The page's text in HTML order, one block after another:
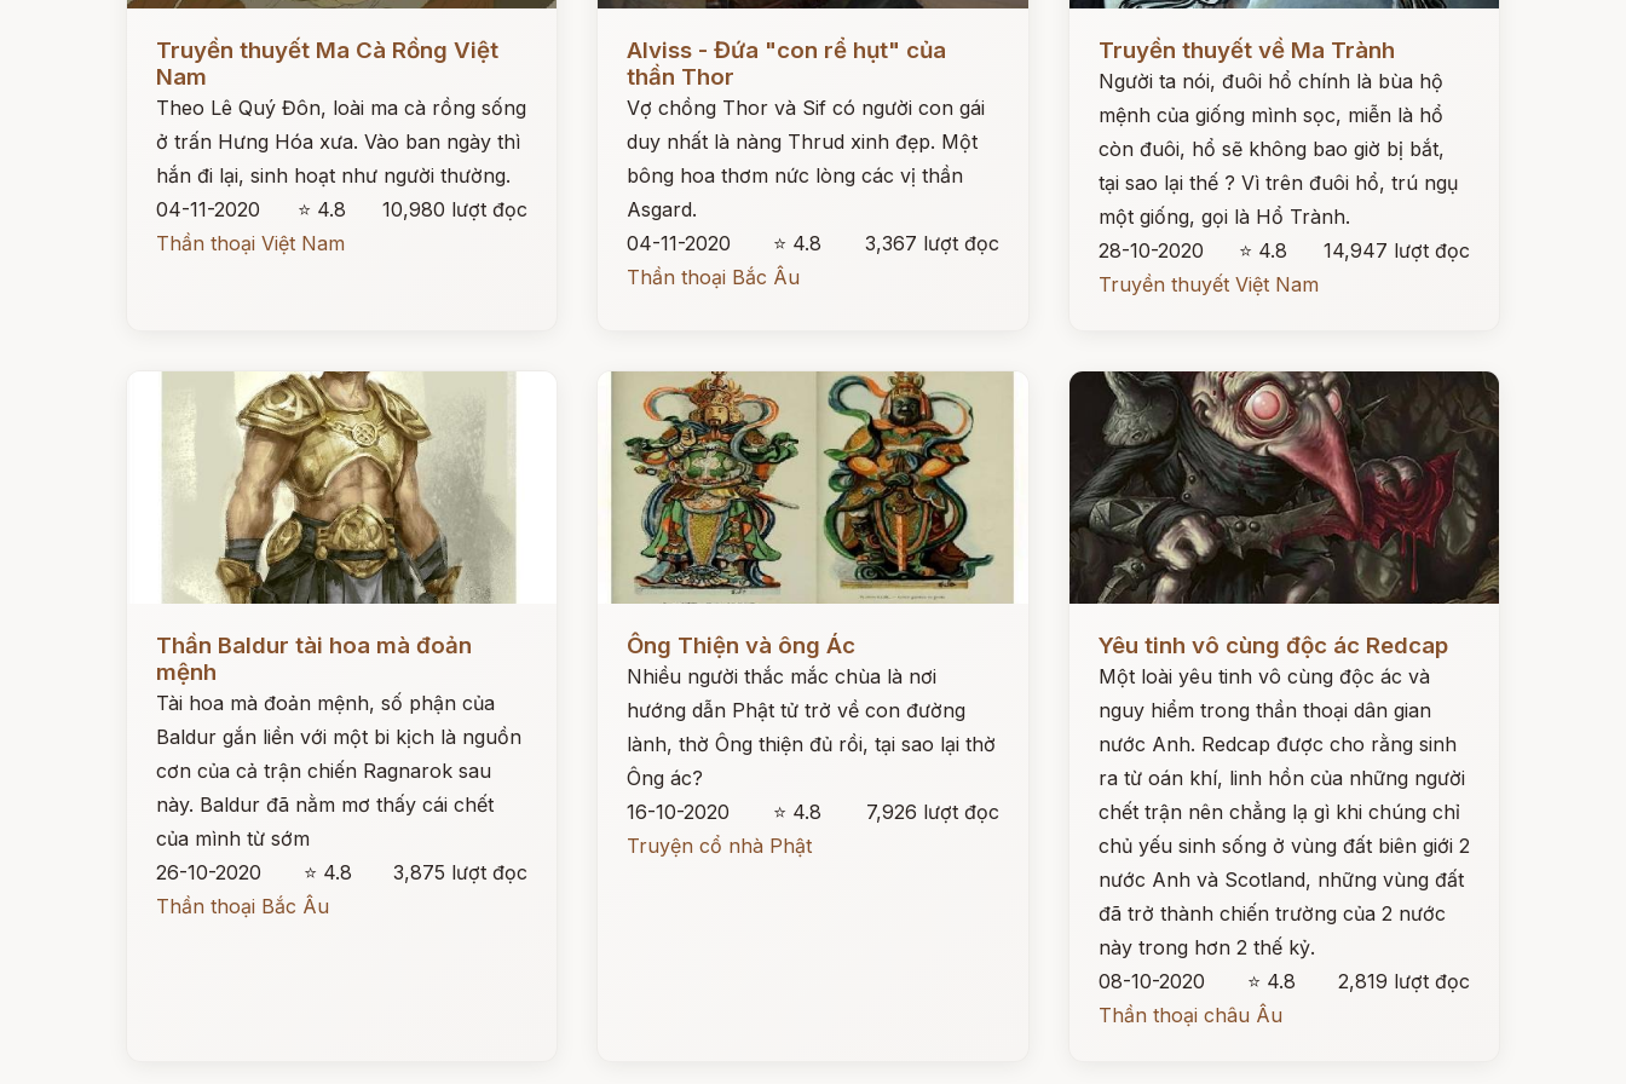
Đọc ngay
Truyền thuyết Ma Cà Rồng Việt
Nam
Theo Lê Quý Đôn, loài ma cà rồng sống
ở trấn Hưng Hóa xưa. Vào ban ngày thì
hắn đi lại, sinh hoạt như người thường.
04-11-2020
⭐ 4.8
10,980 lượt đọc
Thần thoại Việt Nam
Alviss - Đứa "con rể hụt" của
thần Thor
Vợ chồng Thor và Sif có người con gái
duy nhất là nàng Thrud xinh đẹp. Một
bông hoa thơm nức lòng các vị thần
Asgard.
04-11-2020
⭐ 4.8
3,367 lượt đọc
Thần thoại Bắc Âu
Đọc ngay
Truyền thuyết về Ma Trành
Người ta nói, đuôi hổ chính là bùa hộ
mệnh của giống mình sọc, miễn là hổ
còn đuôi, hổ sẽ không bao giờ bị bắt,
tại sao lại thế ? Vì trên đuôi hổ, trú ngụ
một giống, gọi là Hổ Trành.
28-10-2020
⭐ 4.8
14,947 lượt đọc
Truyền thuyết Việt Nam
Đọc ngay
Thần Baldur tài hoa mà đoản
mệnh
Tài hoa mà đoản mệnh, số phận của
Baldur gắn liền với một bi kịch là nguồn
cơn của cả trận chiến Ragnarok sau
này. Baldur đã nằm mơ thấy cái chết
của mình từ sớm
26-10-2020
⭐ 4.8
3,875 lượt đọc
Thần thoại Bắc Âu
Đọc ngay
Ông Thiện và ông Ác
Nhiều người thắc mắc chùa là nơi
hướng dẫn Phật tử trở về con đường
lành, thờ Ông thiện đủ rồi, tại sao lại thờ
Ông ác?
16-10-2020
⭐ 4.8
7,926 lượt đọc
Truyện cổ nhà Phật
Yêu tinh vô cùng độc ác Redcap
Một loài yêu tinh vô cùng độc ác và
nguy hiểm trong thần thoại dân gian
nước Anh. Redcap được cho rằng sinh
ra từ oán khí, linh hồn của những người
chết trận nên chẳng lạ gì khi chúng chỉ
chủ yếu sinh sống ở vùng đất biên giới 2
nước Anh và Scotland, những vùng đất
đã trở thành chiến trường của 2 nước
này trong hơn 2 thế kỷ.
08-10-2020
⭐ 4.8
2,819 lượt đọc
Thần thoại châu Âu